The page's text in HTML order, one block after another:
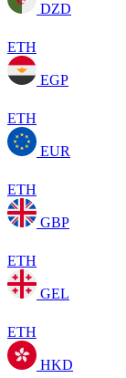
DZD
ETH
EGP
ETH
EUR
ETH
GBP
ETH
GEL
ETH
HKD